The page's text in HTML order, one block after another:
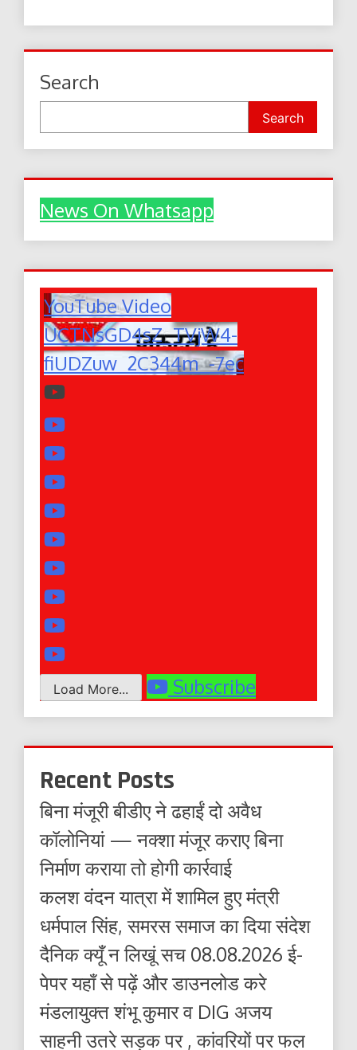
Search
Search
News On Whatsapp
YouTube Video
UCTNsGD4sZ_TVjW4-
fiUDZuw_2C344m_-7ec
Load More... Subscribe
Recent Posts
बिना मंजूरी बीडीए ने ढहाईं दो अवैध
कॉलोनियां — नक्शा मंजूर कराए बिना
निर्माण कराया तो होगी कार्रवाई
कलश वंदन यात्रा में शामिल हुए मंत्री
धर्मपाल सिंह, समरस समाज का दिया संदेश
दैनिक क्यूँ न लिखूं सच 08.08.2026 ई-
पेपर यहाँ से पढ़ें और डाउनलोड करे
मंडलायुक्त शंभू कुमार व DIG अजय
साहनी उतरे सड़क पर , कांवरियों पर फल